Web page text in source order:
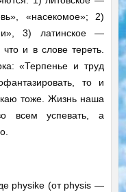
«насекомое»; 2)
3) латинское —
и в слове тереть.
«Терпенье и труд
то и
тоже. Жизнь наша
всем успевать, а
physike (от physis —